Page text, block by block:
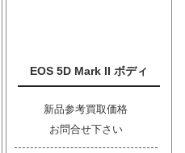
EOS 5D Mark II ボディ
新品参考買取価格
お問合せ下さい